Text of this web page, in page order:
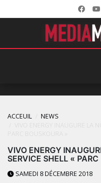
ACCEUIL
NEWS
VIVO ENERGY
SERVICE SHELL «
SAMEDI 8 DÉCEMBRE 2018